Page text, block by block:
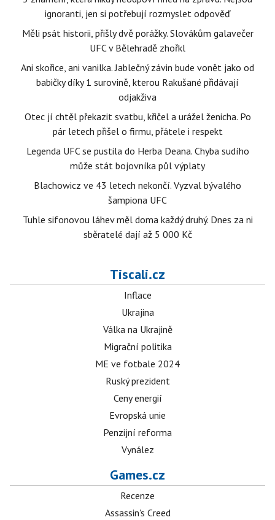
ignoranti, jen si potřebují rozmyslet odpověď
Měli psát historii, přišly dvě porážky. Slovákům galavečer
UFC v Bělehradě zhořkl
Ani skořice, ani vanilka. Jablečný závin bude vonět jako od
babičky díky 1 surovině, kterou Rakušané přidávají
odjakživa
Otec jí chtěl překazit svatbu, křičel a urážel ženicha. Po
pár letech přišel o firmu, přátele i respekt
Legenda UFC se pustila do Herba Deana. Chyba sudího
může stát bojovníka půl výplaty
Blachowicz ve 43 letech nekončí. Vyzval bývalého
šampiona UFC
Tuhle sifonovou láhev měl doma každý druhý. Dnes za ni
sběratelé dají až 5 000 Kč
Tiscali.cz
Inflace
Ukrajina
Válka na Ukrajině
Migrační politika
ME ve fotbale 2024
Ruský prezident
Ceny energií
Evropská unie
Penzijní reforma
Vynález
Games.cz
Recenze
Assassin's Creed